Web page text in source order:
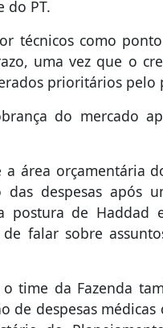
do PT.
técnicos como
uma vez que o
prioritários pelo
do mercado
a área orçamentária
despesas após
postura de Haddad
falar sobre
time da Fazenda
de despesas médicas